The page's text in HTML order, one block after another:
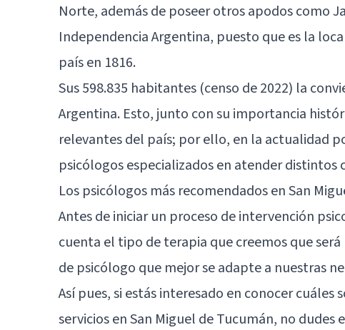
Norte, además de poseer otros apodos como
Independencia Argentina, puesto que es la
país en 1816.
Sus 598.835 habitantes (censo de 2022) la
Argentina. Esto, junto con su importancia
relevantes del país; por ello, en la actualidad
psicólogos especializados en atender distintos
Los psicólogos más recomendados en San
Antes de iniciar un proceso de intervención
cuenta el tipo de terapia que creemos que
de psicólogo que mejor se adapte a nuestras
Así pues, si estás interesado en conocer
servicios en San Miguel de Tucumán, no